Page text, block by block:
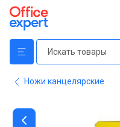
Ножи канцелярские